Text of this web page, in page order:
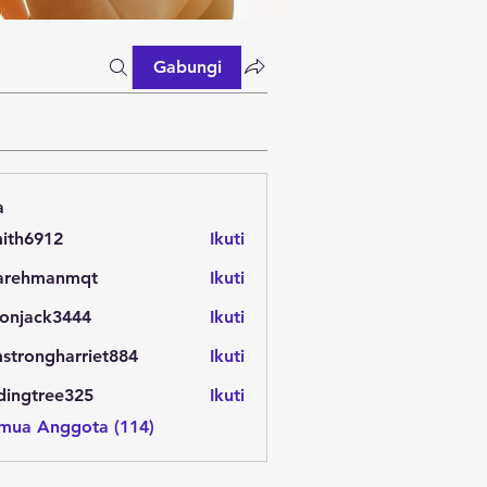
Gabungi
Ikuti
Ikuti
Ikuti
Ikuti
Ikuti
Anggota (114)